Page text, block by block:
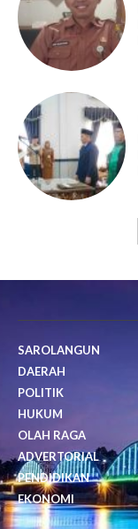
SAROLANGUN
DAERAH
POLITIK
HUKUM
OLAH RAGA
ADVERTORIAL
PENDIDIKAN
EKONOMI